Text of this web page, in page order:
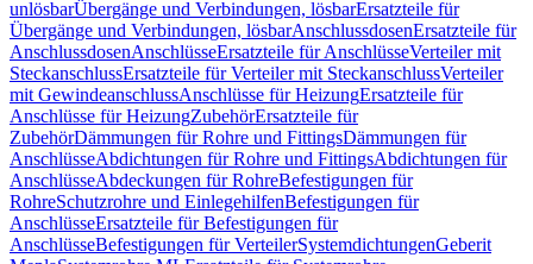
unlösbarÜbergänge und Verbindungen, lösbarErsatzteile für
Übergänge und Verbindungen, lösbarAnschlussdosenErsatzteile für
AnschlussdosenAnschlüsseErsatzteile für AnschlüsseVerteiler mit
SteckanschlussErsatzteile für Verteiler mit SteckanschlussVerteiler
mit GewindeanschlussAnschlüsse für HeizungErsatzteile für
Anschlüsse für HeizungZubehörErsatzteile für
ZubehörDämmungen für Rohre und FittingsDämmungen für
AnschlüsseAbdichtungen für Rohre und FittingsAbdichtungen für
AnschlüsseAbdeckungen für RohreBefestigungen für
RohreSchutzrohre und EinlegehilfenBefestigungen für
AnschlüsseErsatzteile für Befestigungen für
AnschlüsseBefestigungen für VerteilerSystemdichtungenGeberit